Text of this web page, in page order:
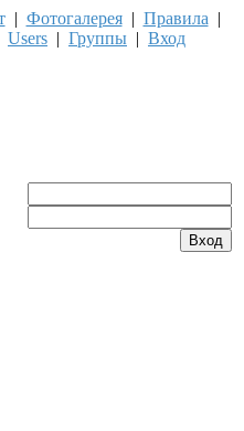
| Фотогалерея| Правила |
Users | Группы | Вход